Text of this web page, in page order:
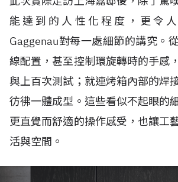
能達到的人性化程度，更令
Gaggenau對每一處細節的講究。
線配置，甚至控制環旋轉時的手感
與上百次測試；就連烤箱內部的焊
彷彿一體成型。這些看似不起眼的
更直覺而舒適的操作感受，也讓工
活與空間。